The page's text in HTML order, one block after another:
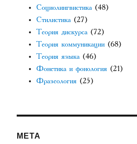
Социолингвистика (48)
Стилистика (27)
Теория дискурса (72)
Теория коммуникации (68)
Теория языка (46)
Фонетика и фонология (21)
Фразеология (25)
МЕТА